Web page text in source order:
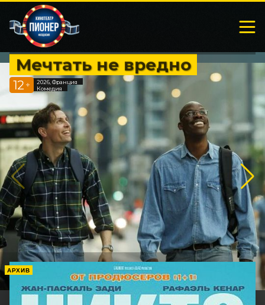
Мечтать не вредно
12 +
2026, Франция
Комедия
АРХИВ